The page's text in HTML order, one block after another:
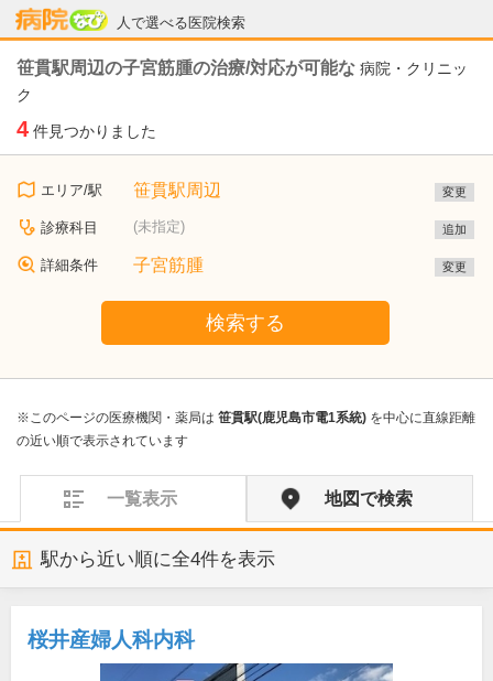
人で選べる医院検索
病院なび
笹貫駅周辺の子宮筋腫の治療/対応が可能な 病院・クリニッ
ク
4 件見つかりました
エリア/駅 笹貫駅周辺 変更
診療科目 (未指定) 追加
詳細条件 子宮筋腫 変更
検索する
※このページの医療機関・薬局は 笹貫駅(鹿児島市電1系統) を中心に直線距離
の近い順で表示されています
一覧表示 地図で検索
駅から近い順に全4件を表示
桜井産婦人科内科